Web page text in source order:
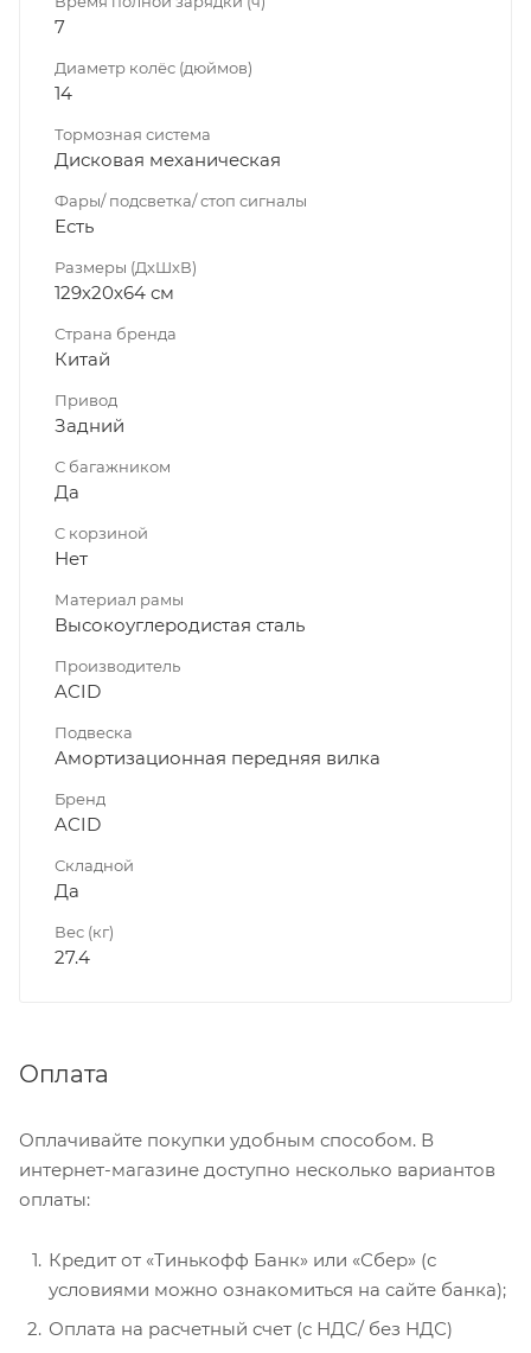
7
Диаметр колёс (дюймов)
14
Тормозная система
Дисковая механическая
Фары/ подсветка/ стоп сигналы
Есть
Размеры (ДхШхВ)
129х20х64 см
Страна бренда
Китай
Привод
Задний
С багажником
Да
C корзиной
Нет
Материал рамы
Высокоуглеродистая сталь
Производитель
ACID
Подвеска
Амортизационная передняя вилка
Бренд
ACID
Складной
Да
Вес (кг)
27.4
Оплата
Оплачивайте покупки удобным способом. В
интернет-магазине доступно несколько вариантов
оплаты:
Кредит от «Тинькофф Банк» или «Сбер» (с
условиями можно ознакомиться на сайте банка);
Оплата на расчетный счет (с НДС/ без НДС)